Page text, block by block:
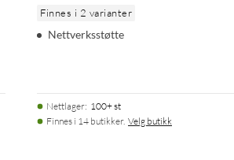
Finnes i 2 varianter
Nettverksstøtte
Nettlager: 100+ st
Finnes i 14 butikker. Velg butikk